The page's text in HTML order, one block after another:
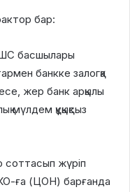
бар:
басшылары
банкке залогқа
жер банк арқылы
мүлдем құқықсыз
соттасып жүріп
ға (ЦОН) барғанда